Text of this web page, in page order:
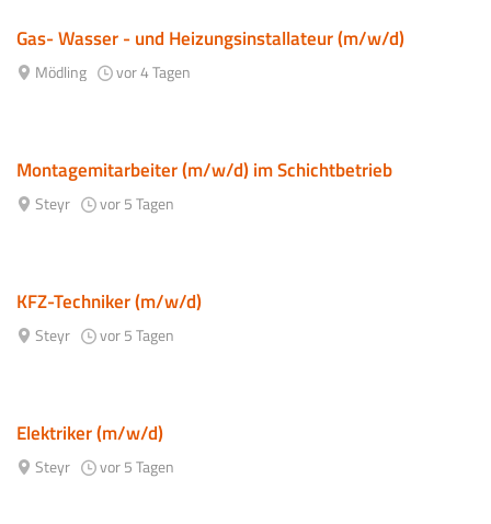
Gas- Wasser - und Heizungsinstallateur (m/w/d)
Mödling vor 4 Tagen
Montagemitarbeiter (m/w/d) im Schichtbetrieb
Steyr vor 5 Tagen
KFZ-Techniker (m/w/d)
Steyr vor 5 Tagen
Elektriker (m/w/d)
Steyr vor 5 Tagen